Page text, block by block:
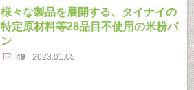
様々な製品を展開する、タイナイの
特定原材料等28品目不使用の米粉パ
ン
49 2023.01.05